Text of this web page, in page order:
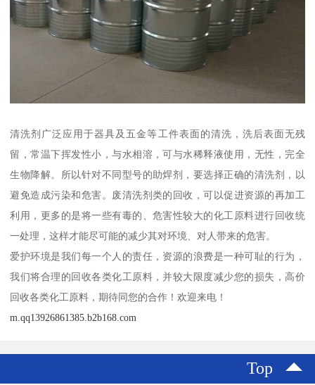
清洗剂广泛应用于器具及五金等工件表面的清洗，洗后表面无残
留，常温下挥发性小，与水相溶，可与水稀释液使用，无性，完全
生物降解。所以针对不同型号的助焊剂，要选择正确的清洗剂，以
避免造成污染和危害。废清洗剂类的回收，可以促进资源的再加工
利用，更多的是将一些有毒的、危害性较大的化工原料进行回收统
一处理，这样才能尽可能的减少其对环境、对人带来的危害。
爱护环境是我们每一个人的责任，资源的浪费是一种可耻的行为，
我们将合理的回收各类化工原料，并较大限度减少您的损失，高价
回收各类化工原料，期待同您的合作！欢迎来电！
m.qq13926861385.b2b168.com
Top